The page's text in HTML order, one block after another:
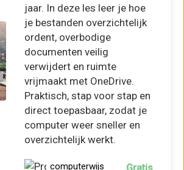
jaar. In deze les leer je hoe
je bestanden overzichtelijk
ordent, overbodige
documenten veilig
verwijdert en ruimte
vrijmaakt met OneDrive.
Praktisch, stap voor stap en
direct toepasbaar, zodat je
computer weer sneller en
overzichtelijk werkt.
computerwijs